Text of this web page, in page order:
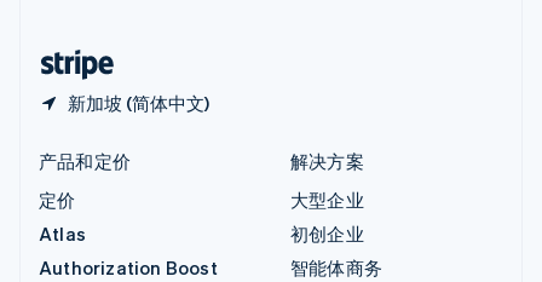
新加坡 (简体中文)
产品和定价
定价
Atlas
Authorization Boost
解决方案
大型企业
初创企业
智能体商务